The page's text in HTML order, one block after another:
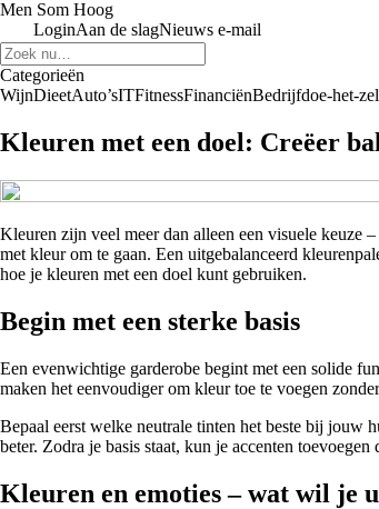
Men Som Hoog
LoginAan de slagNieuws e-mail
Categorieën
WijnDieetAuto’sITFitnessFinanciënBedrijfdoe-het-
Kleuren met een doel: Creëer
Kleuren zijn veel meer dan alleen een visuele keuze
met kleur om te gaan. Een uitgebalanceerd
hoe je kleuren met een doel kunt gebruiken.
Begin met een sterke basis
Een evenwichtige garderobe begint met een solide
maken het eenvoudiger om kleur toe te voegen
Bepaal eerst welke neutrale tinten het beste bij jouw
beter. Zodra je basis staat, kun je accenten
Kleuren en emoties – wat wil je